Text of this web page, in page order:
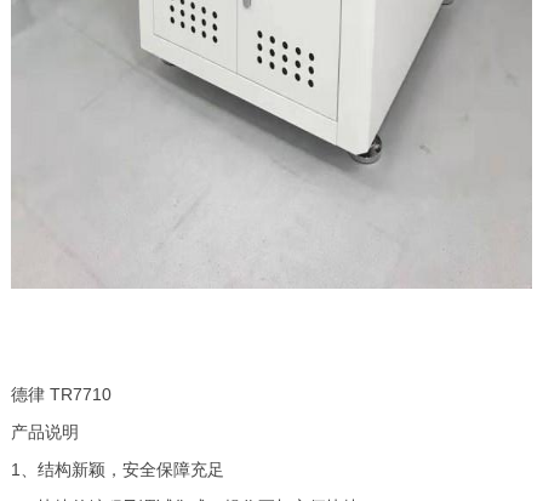
德律 TR7710
产品说明
1、结构新颖，安全保障充足